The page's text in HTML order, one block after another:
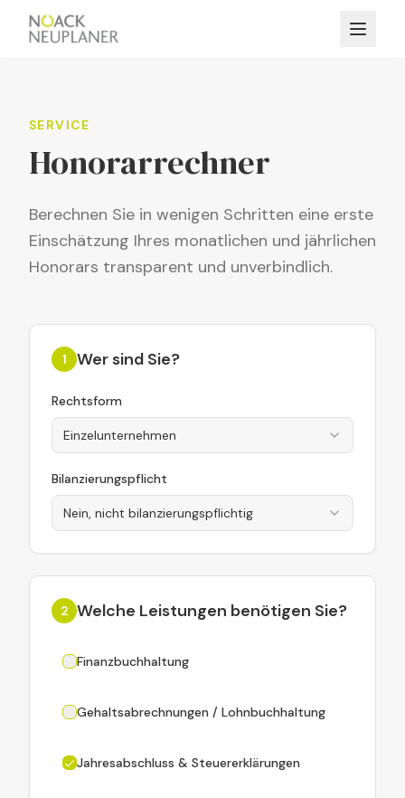
SERVICE
Honorarrechner
Berechnen Sie in wenigen Schritten eine erste
Einschätzung Ihres monatlichen und jährlichen
Honorars transparent und unverbindlich.
1 Wer sind Sie?
Rechtsform
Einzelunternehmen
Bilanzierungspflicht
Nein, nicht bilanzierungspflichtig
2 Welche Leistungen benötigen Sie?
Finanzbuchhaltung
Gehaltsabrechnungen / Lohnbuchhaltung
Jahresabschluss & Steuererklärungen